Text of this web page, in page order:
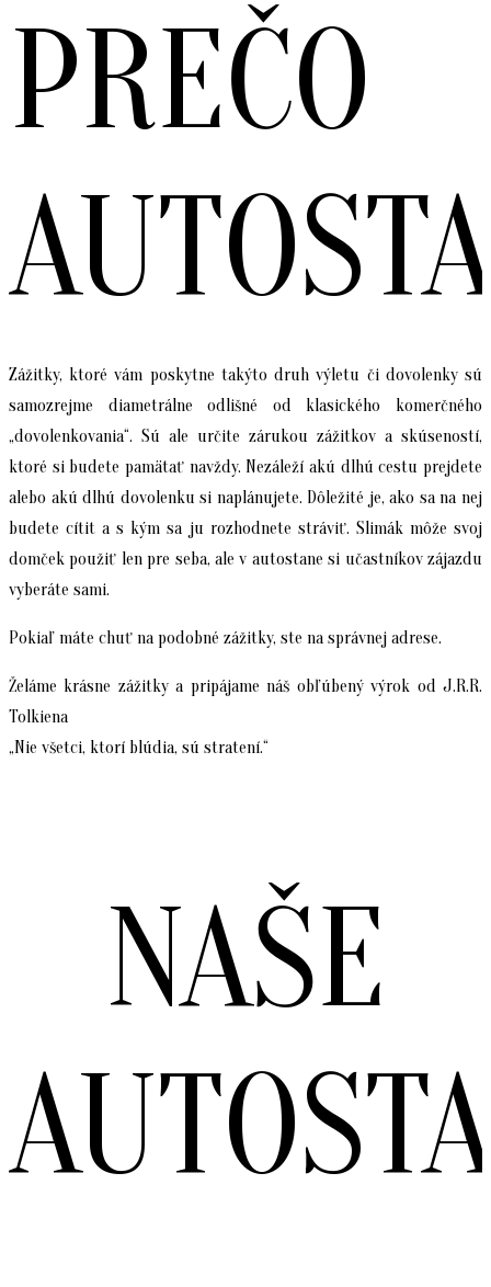
PREČO
Zážitky, ktoré vám poskytne takýto druh výletu či dovolenky sú
samozrejme diametrálne odlišné od klasického komerčného
„dovolenkovania“. Sú ale určite zárukou zážitkov a skúseností,
ktoré si budete pamätať navždy. Nezáleží akú dlhú cestu prejdete
alebo akú dlhú dovolenku si naplánujete. Dôležité je, ako sa na nej
budete cítit a s kým sa ju rozhodnete stráviť. Slimák môže svoj
domček použiť len pre seba, ale v autostane si učastníkov zájazdu
vyberáte sami.
Pokiaľ máte chuť na podobné zážitky, ste na správnej adrese.
Želáme krásne zážitky a pripájame náš obľúbený výrok od J.R.R.
Tolkiena
„Nie všetci, ktorí blúdia, sú stratení.“
NAŠE